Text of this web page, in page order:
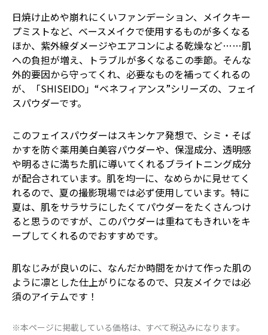
日焼け止めや崩れにくいファンデーション、メイクキー
プミストなど、ベースメイクで使用するものが多くなる
ほか、紫外線ダメージやエアコンによる乾燥など……肌
への負担が増え、トラブルが多くなるこの季節。そんな
外的要因から守ってくれ、必要なものを補ってくれるの
が、「SHISEIDO」“ベネフィアンス”シリーズの、フェイ
スパウダーです。
このフェイスパウダーはスキンケア発想で、シミ・そば
かすを防ぐ薬用美白美容パウダーや、保湿成分、透明感
や明るさに満ちた肌に導いてくれるブライトニング成分
が配合されています。肌を均一に、なめらかに見せてく
れるので、夏の撮影現場では必ず使用しています。特に
夏は、肌をサラサラにしたくてパウダーをたくさんつけ
ると思うのですが、このパウダーは重ねてもきれいをキ
ープしてくれるのでおすすめです。
肌なじみが良いのに、なんだか時間をかけて作った肌の
ように凛とした仕上がりになるので、只友メイクでは必
須のアイテムです！
※本ページに掲載している価格は、すべて税込みになります。